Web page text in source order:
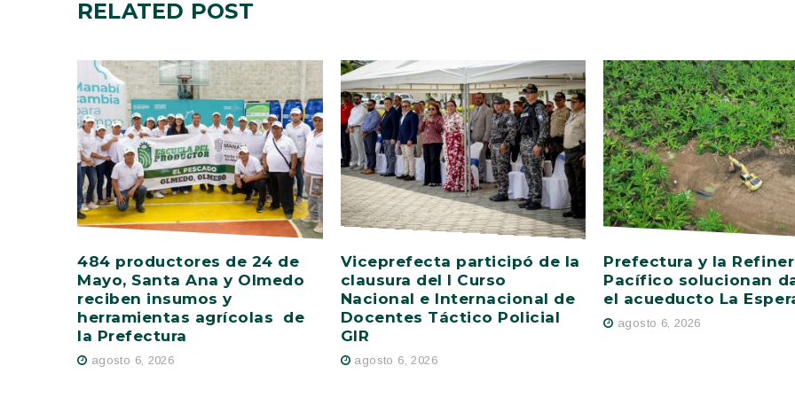
RELATED POST
484 productores de 24 de
Mayo, Santa Ana y Olmedo
reciben insumos y
herramientas agrícolas de
la Prefectura
agosto 6, 2026
Viceprefecta participó de la
clausura del I Curso
Nacional e Internacional de
Docentes Táctico Policial
GIR
agosto 6, 2026
Prefectura y la
Pacífico solucionan
el acueducto La
agosto 6, 2026